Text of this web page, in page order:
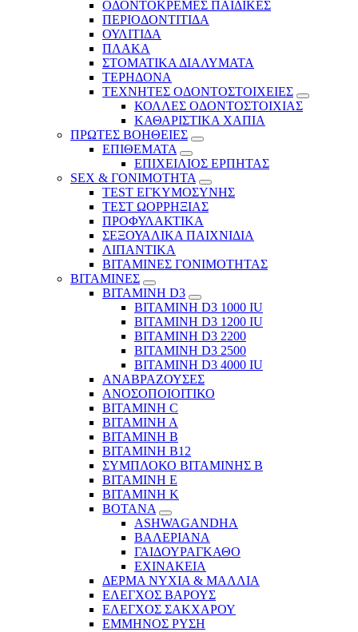
ΟΔΟΝΤΟΚΡΕΜΕΣ ΠΑΙΔΙΚΕΣ
ΠΕΡΙΟΔΟΝΤΙΤΙΔΑ
ΟΥΛΙΤΙΔΑ
ΠΛΑΚΑ
ΣΤΟΜΑΤΙΚΑ ΔΙΑΛΥΜΑΤΑ
ΤΕΡΗΔΟΝΑ
ΤΕΧΝΗΤΕΣ ΟΔΟΝΤΟΣΤΟΙΧΕΙΕΣ
ΚΟΛΛΕΣ ΟΔΟΝΤΟΣΤΟΙΧΙΑΣ
ΚΑΘΑΡΙΣΤΙΚΑ ΧΑΠΙΑ
ΠΡΩΤΕΣ ΒΟΗΘΕΙΕΣ
ΕΠΙΘΕΜΑΤΑ
ΕΠΙΧΕΙΛΙΟΣ ΕΡΠΗΤΑΣ
SEX & ΓΟΝΙΜΟΤΗΤΑ
TEST ΕΓΚΥΜΟΣΥΝΗΣ
ΤΕΣΤ ΩΟΡΡΗΞΙΑΣ
ΠΡΟΦΥΛΑΚΤΙΚΑ
ΣΕΞΟΥΑΛΙΚΑ ΠΑΙΧΝΙΔΙΑ
ΛΙΠΑΝΤΙΚΑ
ΒΙΤΑΜΙΝΕΣ ΓΟΝΙΜΟΤΗΤΑΣ
ΒΙΤΑΜΙΝΕΣ
ΒΙΤΑΜΙΝΗ D3
ΒΙΤΑΜΙΝΗ D3 1000 IU
ΒΙΤΑΜΙΝΗ D3 1200 IU
ΒΙΤΑΜΙΝΗ D3 2200
ΒΙΤΑΜΙΝΗ D3 2500
BITAMINH D3 4000 IU
ΑΝΑΒΡΑΖΟΥΣΕΣ
ΑΝΟΣΟΠΟΙΟΙΤΙΚΟ
ΒΙΤΑΜΙΝΗ C
ΒΙΤΑΜΙΝΗ Α
ΒΙΤΑΜΙΝΗ Β
ΒΙΤΑΜΙΝΗ Β12
ΣΥΜΠΛΟΚΟ ΒΙΤΑΜΙΝΗΣ Β
ΒΙΤΑΜΙΝΗ Ε
ΒΙΤΑΜΙΝΗ Κ
ΒΟΤΑΝΑ
ASHWAGANDHA
ΒΑΛΕΡΙΑΝΑ
ΓΑΙΔΟΥΡΑΓΚΑΘΟ
ΕΧΙΝΑΚΕΙΑ
ΔΕΡΜΑ ΝΥΧΙΑ & ΜΑΛΛΙΑ
ΕΛΕΓΧΟΣ ΒΑΡΟΥΣ
ΕΛΕΓΧΟΣ ΣΑΚΧΑΡΟΥ
ΕΜΜΗΝΟΣ ΡΥΣΗ